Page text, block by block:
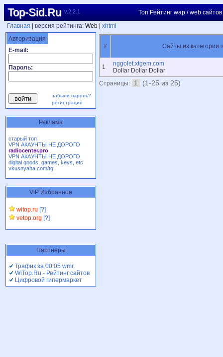
Top-Sid.Ru v.2.2.1
Топ Рейтинг wap / web сайтов
Главная
| версия рейтинга: Web | xhtml
Авторизация
E-mail:
Пароль:
забыли пароль?
регистрация
Реклама
старый топ
VPN АКАУНТЫ НЕ ДОРОГО
radiocenter.pro
VPN АКАУНТЫ НЕ ДОРОГО
digital goods, games, keys, etc
vkusnyaha.com/tg
ViP Избранное
witop.ru [?]
vetop.org [?]
Партнеры
Трафик за 00.05 wmr.
WiTop.Ru - Рейтинг сайтов
Цифровой гипермаркет
# Сайты из категории
1
nggolet.xtgem.com
Dollar Dollar Dollar
Страницы:
1 (1-25 из 25)